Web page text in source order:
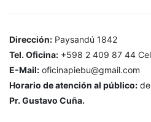
Dirección: Paysandú 1842
Tel. Oficina: +598 2 409 87 44
E-Mail: oficinapiebu@gmail.com
Horario de atención al público:
Pr. Gustavo Cuña.